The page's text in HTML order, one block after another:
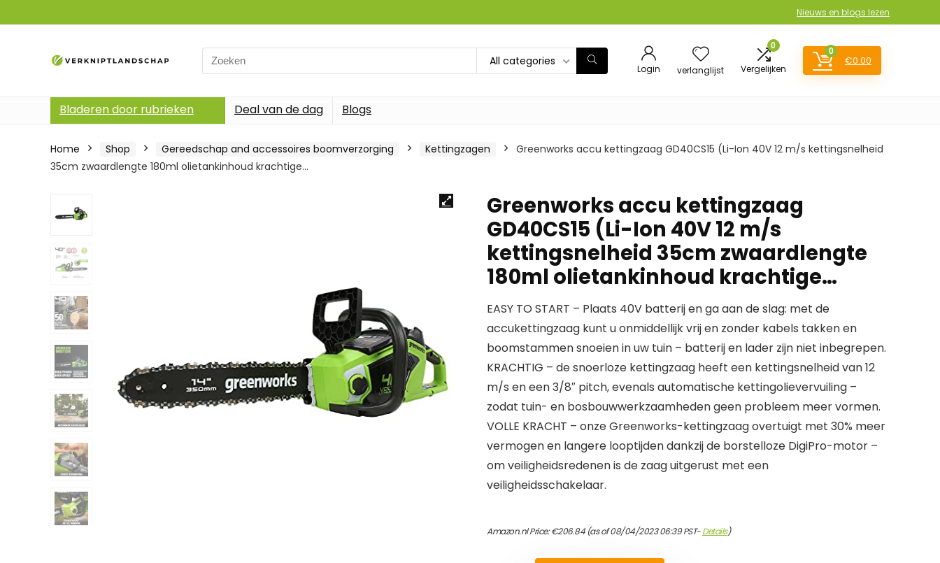
Nieuws en blogs lezen
Search
for:
All categories
Login verlanglijst
0
Vergelijken
0
€0.00
Bladeren door rubrieken Deal van de dag Blogs
Home Shop Gereedschap and accessoires boomverzorging Kettingzagen
Greenworks accu kettingzaag GD40CS15 (Li-Ion 40V 12 m/s kettingsnelheid
35cm zwaardlengte 180ml olietankinhoud krachtige…
Greenworks accu kettingzaag
GD40CS15 (Li-Ion 40V 12 m/s
kettingsnelheid 35cm zwaardlengte
180ml olietankinhoud krachtige…
EASY TO START – Plaats 40V batterij en ga aan de slag: met de
accukettingzaag kunt u onmiddellijk vrij en zonder kabels takken en
boomstammen snoeien in uw tuin – batterij en lader zijn niet inbegrepen.
KRACHTIG – de snoerloze kettingzaag heeft een kettingsnelheid van 12
m/s en een 3/8″ pitch, evenals automatische kettingolievervuiling –
zodat tuin- en bosbouwwerkzaamheden geen probleem meer vormen.
VOLLE KRACHT – onze Greenworks-kettingzaag overtuigt met 30% meer
vermogen en langere looptijden dankzij de borstelloze DigiPro-motor –
om veiligheidsredenen is de zaag uitgerust met een
veiligheidsschakelaar.
Amazon.nl Price:€206.84(as of 08/04/2023 06:39 PST-Details)